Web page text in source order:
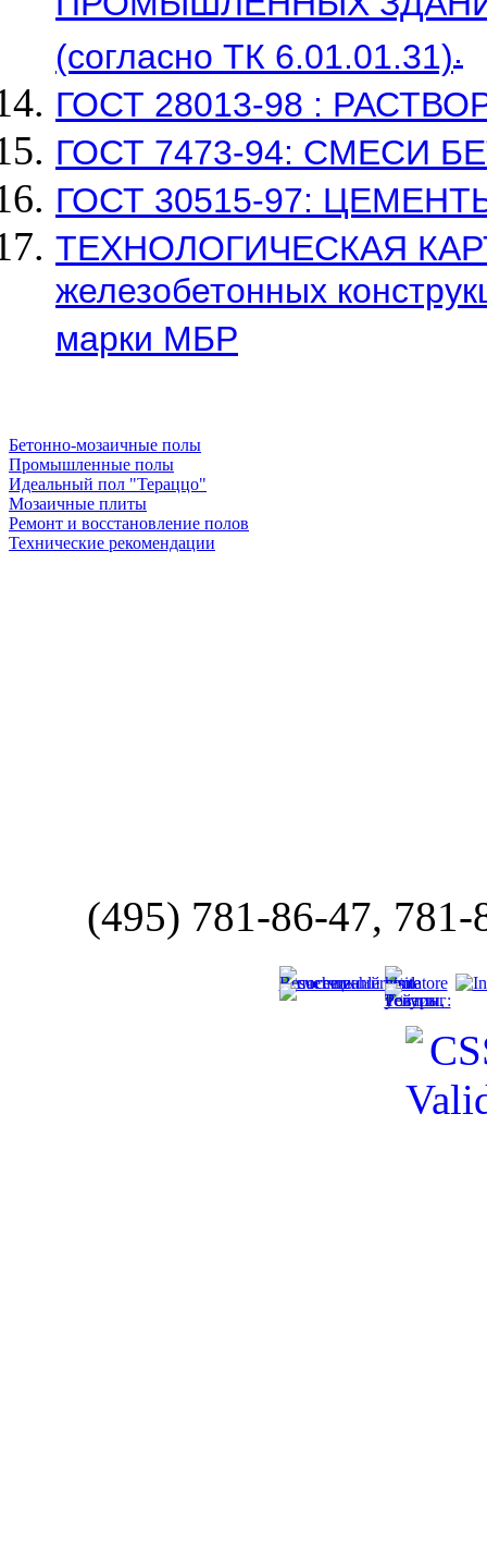
(согласно ТК 6.01.01.31).
ГОСТ 28013-98 :
ГОСТ 7473-94: СМЕСИ
ГОСТ 30515-97:
ТЕХНОЛОГИЧЕСКАЯ
железобетонных
марки МБР
Бетонно-мозаичные полы
Промышленные полы
Идеальный пол "Тераццо"
Мозаичные плиты
Ремонт и восстановление полов
Технические рекомендации
(495) 781-86-47,